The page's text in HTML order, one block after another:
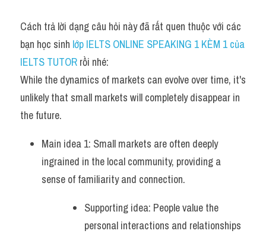
Cách trả lời dạng câu hỏi này đã rất quen thuộc với các
bạn học sinh lớp IELTS ONLINE SPEAKING 1 KÈM 1 của
IELTS TUTOR rồi nhé:
While the dynamics of markets can evolve over time, it's
unlikely that small markets will completely disappear in
the future.
Main idea 1: Small markets are often deeply
ingrained in the local community, providing a
sense of familiarity and connection.
Supporting idea: People value the
personal interactions and relationships